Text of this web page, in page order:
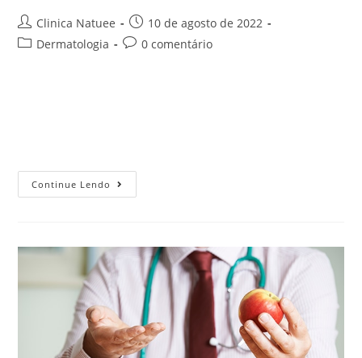
Clinica Natuee
10 de agosto de 2022
Dermatologia
0 comentário
Continue Lendo